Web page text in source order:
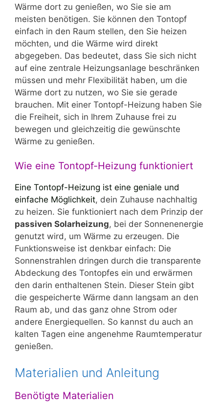
Wärme dort zu genießen, wo Sie sie am
meisten benötigen. Sie können den Tontopf
einfach in den Raum stellen, den Sie heizen
möchten, und die Wärme wird direkt
abgegeben. Das bedeutet, dass Sie sich nicht
auf eine zentrale Heizungsanlage beschränken
müssen und mehr Flexibilität haben, um die
Wärme dort zu nutzen, wo Sie sie gerade
brauchen. Mit einer Tontopf-Heizung haben Sie
die Freiheit, sich in Ihrem Zuhause frei zu
bewegen und gleichzeitig die gewünschte
Wärme zu genießen.
Wie eine Tontopf-Heizung funktioniert
Eine Tontopf-Heizung ist eine geniale und
einfache Möglichkeit, dein Zuhause nachhaltig
zu heizen. Sie funktioniert nach dem Prinzip der
passiven Solarheizung, bei der Sonnenenergie
genutzt wird, um Wärme zu erzeugen. Die
Funktionsweise ist denkbar einfach: Die
Sonnenstrahlen dringen durch die transparente
Abdeckung des Tontopfes ein und erwärmen
den darin enthaltenen Stein. Dieser Stein gibt
die gespeicherte Wärme dann langsam an den
Raum ab, und das ganz ohne Strom oder
andere Energiequellen. So kannst du auch an
kalten Tagen eine angenehme Raumtemperatur
genießen.
Materialien und Anleitung
Benötigte Materialien